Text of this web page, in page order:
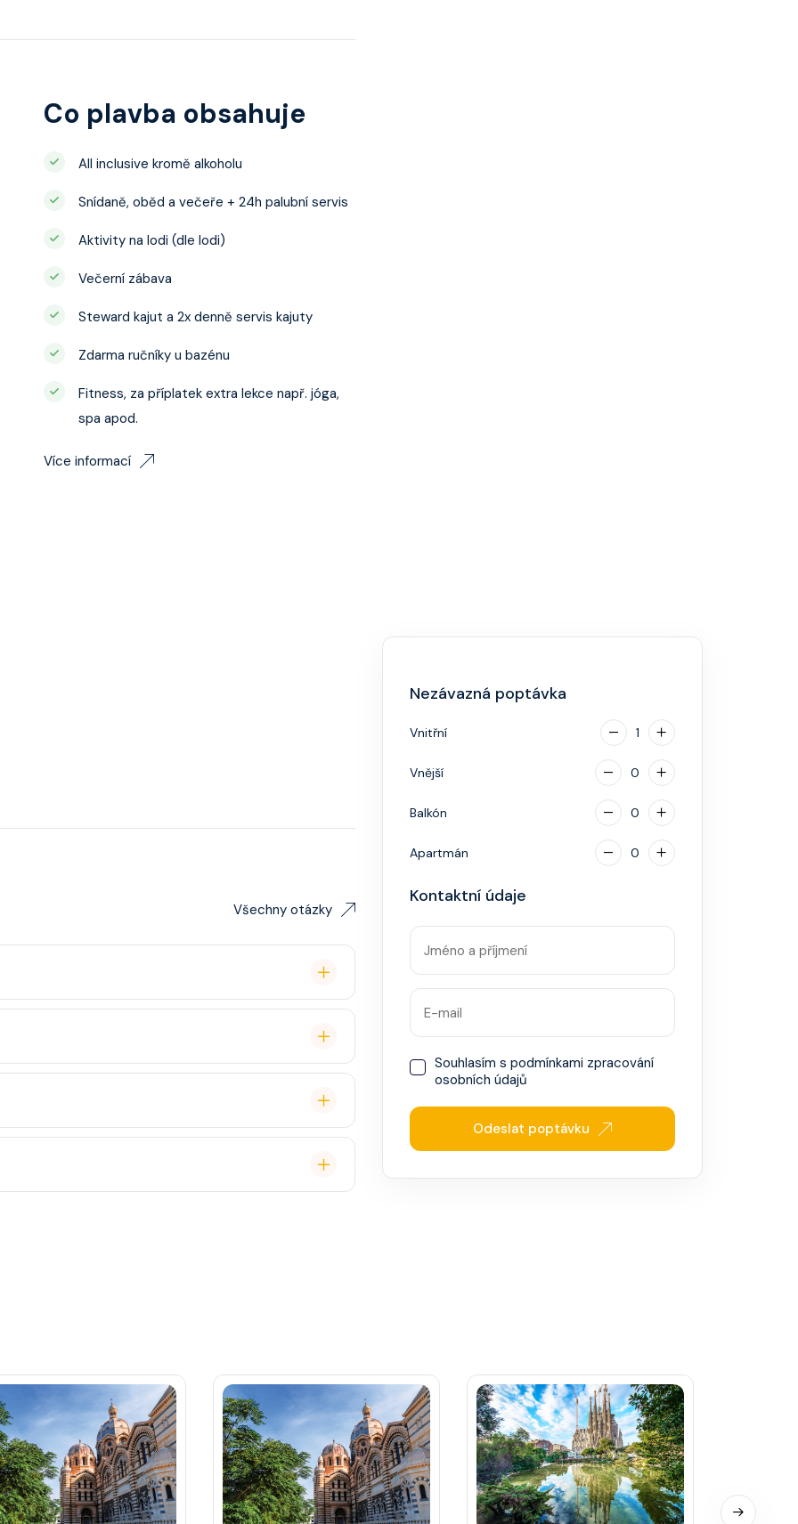
šatnu,
Co plavba obsahuje
All inclusive kromě alkoholu
Snídaně, oběd a večeře + 24h palubní servis
Aktivity na lodi (dle lodi)
Večerní zábava
Steward kajut a 2x denně servis kajuty
Zdarma ručníky u bazénu
Fitness, za příplatek extra lekce např. jóga,
spa apod.
Více informací
Všechny otázky
Nezávazná poptávka
Vnitřní 1
Vnější 0
Balkón 0
Apartmán 0
Kontaktní údaje
Souhlasím spodmínkami zpracování
osobních údajů
Odeslat poptávku